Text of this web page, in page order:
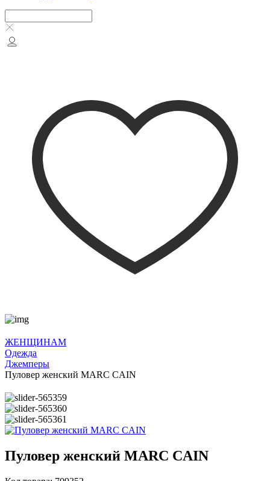
ЖЕНЩИНАМ
Одежда
Джемперы
Пуловер женский MARC CAIN
Пуловер женский MARC CAIN